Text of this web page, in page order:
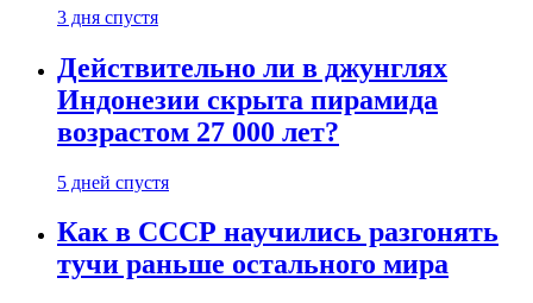
3 дня спустя
Действительно ли в джунглях
Индонезии скрыта пирамида
возрастом 27 000 лет?
5 дней спустя
Как в СССР научились разгонять
тучи раньше остального мира